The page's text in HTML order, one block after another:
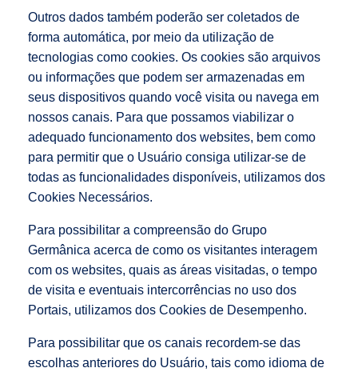
Outros dados também poderão ser coletados de
forma automática, por meio da utilização de
tecnologias como cookies. Os cookies são arquivos
ou informações que podem ser armazenadas em
seus dispositivos quando você visita ou navega em
nossos canais. Para que possamos viabilizar o
adequado funcionamento dos websites, bem como
para permitir que o Usuário consiga utilizar-se de
todas as funcionalidades disponíveis, utilizamos dos
Cookies Necessários.
Para possibilitar a compreensão do Grupo
Germânica acerca de como os visitantes interagem
com os websites, quais as áreas visitadas, o tempo
de visita e eventuais intercorrências no uso dos
Portais, utilizamos dos Cookies de Desempenho.
Para possibilitar que os canais recordem-se das
escolhas anteriores do Usuário, tais como idioma de